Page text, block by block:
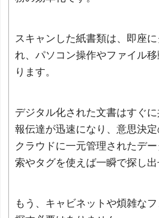
スキャンした紙書類は、即座
れ、パソコン操作やファイル
ります。
デジタル化された文書はすぐ
報伝達が迅速になり、意思決定
クラウドに一元管理されたデ
索やタグを使えば一瞬で探し出
もう、キャビネットや煩雑な